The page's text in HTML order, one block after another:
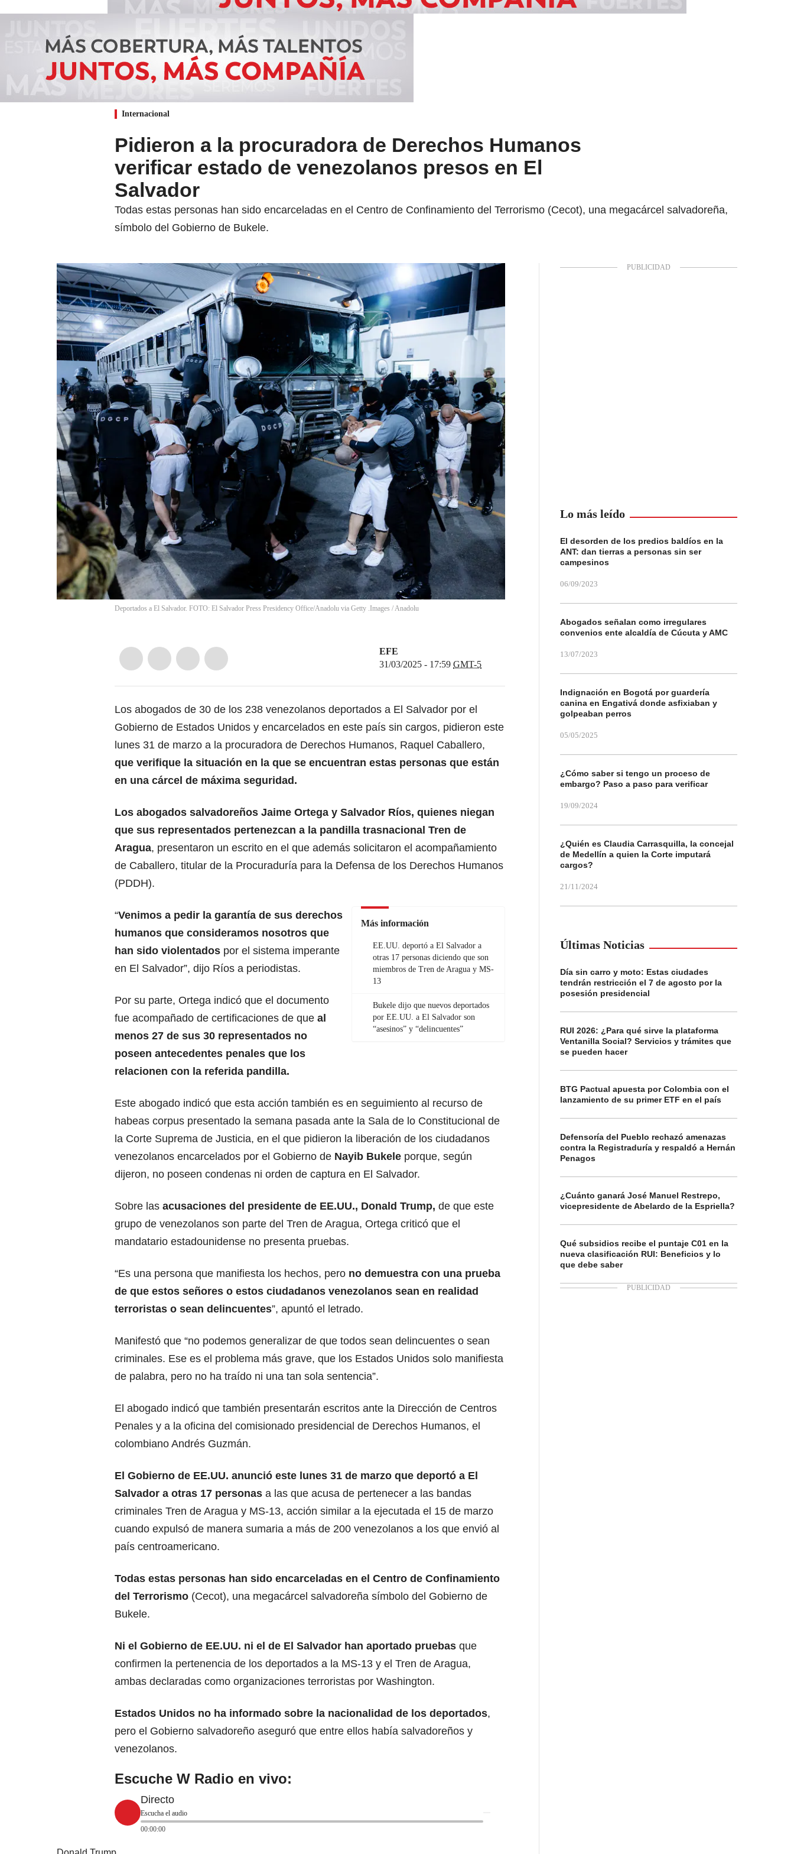
Internacional
Pidieron a la procuradora de Derechos Humanos
verificar estado de venezolanos presos en El
Salvador
Todas estas personas han sido encarceladas en el Centro de Confinamiento del Terrorismo (Cecot), una megacárcel salvadoreña,
símbolo del Gobierno de Bukele.
Deportados a El Salvador. FOTO: El Salvador Press Presidency Office/Anadolu via Getty .Images /Anadolu
EFE
31/03/2025 - 17:59 GMT-5
Los abogados de 30 de los 238 venezolanos deportados a El Salvador por el
Gobierno de Estados Unidos y encarcelados en este país sin cargos, pidieron este
lunes 31 de marzo a la procuradora de Derechos Humanos, Raquel Caballero,
que verifique la situación en la que se encuentran estas personas que están
en una cárcel de máxima seguridad.
Los abogados salvadoreños Jaime Ortega y Salvador Ríos, quienes niegan
que sus representados pertenezcan a la pandilla trasnacional Tren de
Aragua, presentaron un escrito en el que además solicitaron el acompañamiento
de Caballero, titular de la Procuraduría para la Defensa de los Derechos Humanos
(PDDH).
Más información
EE.UU. deportó a El Salvador a
otras 17 personas diciendo que son
miembros de Tren de Aragua y MS-
13
Bukele dijo que nuevos deportados
por EE.UU. a El Salvador son
“asesinos” y “delincuentes”
“Venimos a pedir la garantía de sus derechos
humanos que consideramos nosotros que
han sido violentados por el sistema imperante
en El Salvador”, dijo Ríos a periodistas.
Por su parte, Ortega indicó que el documento
fue acompañado de certificaciones de que al
menos 27 de sus 30 representados no
poseen antecedentes penales que los
relacionen con la referida pandilla.
Este abogado indicó que esta acción también es en seguimiento al recurso de
habeas corpus presentado la semana pasada ante la Sala de lo Constitucional de
la Corte Suprema de Justicia, en el que pidieron la liberación de los ciudadanos
venezolanos encarcelados por el Gobierno de Nayib Bukele porque, según
dijeron, no poseen condenas ni orden de captura en El Salvador.
Sobre las acusaciones del presidente de EE.UU., Donald Trump, de que este
grupo de venezolanos son parte del Tren de Aragua, Ortega criticó que el
mandatario estadounidense no presenta pruebas.
“Es una persona que manifiesta los hechos, pero no demuestra con una prueba
de que estos señores o estos ciudadanos venezolanos sean en realidad
terroristas o sean delincuentes”, apuntó el letrado.
Manifestó que “no podemos generalizar de que todos sean delincuentes o sean
criminales. Ese es el problema más grave, que los Estados Unidos solo manifiesta
de palabra, pero no ha traído ni una tan sola sentencia”.
El abogado indicó que también presentarán escritos ante la Dirección de Centros
Penales y a la oficina del comisionado presidencial de Derechos Humanos, el
colombiano Andrés Guzmán.
El Gobierno de EE.UU. anunció este lunes 31 de marzo que deportó a El
Salvador a otras 17 personas a las que acusa de pertenecer a las bandas
criminales Tren de Aragua y MS-13, acción similar a la ejecutada el 15 de marzo
cuando expulsó de manera sumaria a más de 200 venezolanos a los que envió al
país centroamericano.
Todas estas personas han sido encarceladas en el Centro de Confinamiento
del Terrorismo (Cecot), una megacárcel salvadoreña símbolo del Gobierno de
Bukel e.
Ni el Gobierno de EE.UU. ni el de El Salvador han aportado pruebas que
confirmen la pertenencia de los deportados a la MS-13 y el Tren de Aragua,
ambas declaradas como organizaciones terroristas por Washington.
Estados Unidos no ha informado sobre la nacionalidad de los deportados,
pero el Gobierno salvadoreño aseguró que entre ellos había salvadoreños y
venezolanos.
Escuche W Radio en vivo:
Directo
Escucha el audio
00:00:00
Lo más leído
El desorden de los predios baldíos en la
ANT: dan tierras a personas sin ser
campesinos
06/09/2023
Abogados señalan como irregulares
convenios ente alcaldía de Cúcuta y AMC
13/07/2023
Indignación en Bogotá por guardería
canina en Engativá donde asfixiaban y
golpeaban perros
05/05/2025
¿Cómo saber si tengo un proceso de
embargo? Paso a paso para verificar
19/09/2024
¿Quién es Claudia Carrasquilla, la concejal
de Medellín a quien la Corte imputará
cargos?
21/11/2024
Últimas Noticias
Día sin carro y moto: Estas ciudades
tendrán restricción el 7 de agosto por la
posesión presidencial
RUI 2026: ¿Para qué sirve la plataforma
Ventanilla Social? Servicios y trámites que
se pueden hacer
BTG Pactual apuesta por Colombia con el
lanzamiento de su primer ETF en el país
Defensoría del Pueblo rechazó amenazas
contra la Registraduría y respaldó a Hernán
Penagos
¿Cuánto ganará José Manuel Restrepo,
vicepresidente de Abelardo de la Espriella?
Qué subsidios recibe el puntaje C01 en la
nueva clasificación RUI: Beneficios y lo
que debe saber